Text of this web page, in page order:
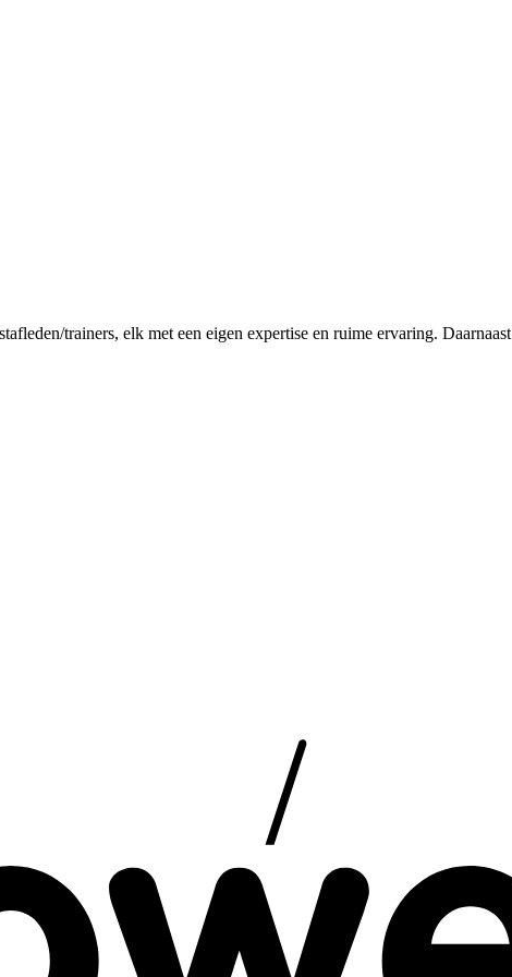
trainers, elk met een eigen expertise en ruime ervaring.